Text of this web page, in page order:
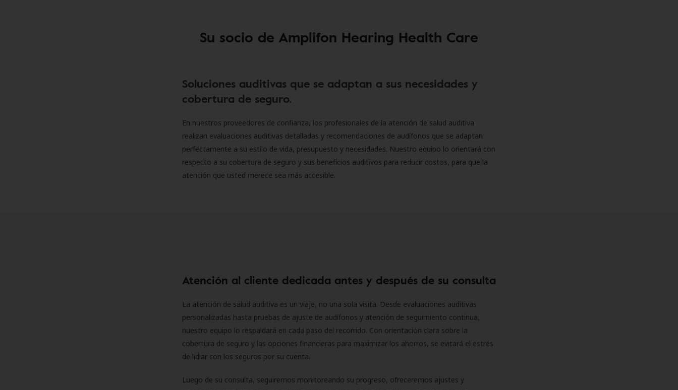
Su socio de Amplifon Hearing Health Care
Soluciones auditivas que se adaptan a sus necesidades y
cobertura de seguro.
En nuestros proveedores de confianza, los profesionales de la atención de salud auditiva
realizan evaluaciones auditivas detalladas y recomendaciones de audífonos que se adaptan
perfectamente a su estilo de vida, presupuesto y necesidades. Nuestro equipo lo orientará con
respecto a su cobertura de seguro y sus beneficios auditivos para reducir costos, para que la
atención que usted merece sea más accesible.
Atención al cliente dedicada antes y después de su consulta
La atención de salud auditiva es un viaje, no una sola visita. Desde evaluaciones auditivas
personalizadas hasta pruebas de ajuste de audífonos y atención de seguimiento continua,
nuestro equipo lo respaldará en cada paso del recorrido. Con orientación clara sobre la
cobertura de seguro y las opciones financieras para maximizar los ahorros, se evitará el estrés
de lidiar con los seguros por su cuenta.
Luego de su consulta, seguiremos monitoreando su progreso, ofreceremos ajustes y